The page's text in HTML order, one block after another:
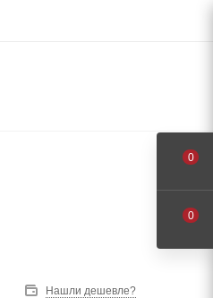
Нашли дешевле?
0
0